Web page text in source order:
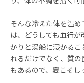
そんな冷えた体を温
は、どうしても血行
かりと湯船に浸かるこ
れるだけでなく、質
もあるので、夏こそし